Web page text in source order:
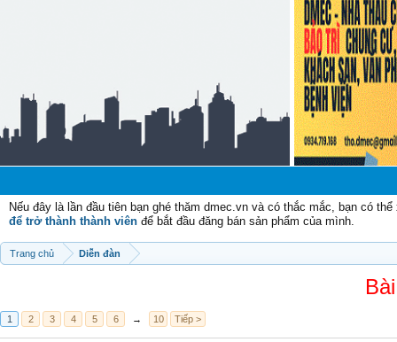
Nếu đây là lần đầu tiên bạn ghé thăm dmec.vn và có thắc mắc, bạn có
để trở thành thành viên để bắt đầu đăng bán sản phẩm của mình.
Trang chủ Diễn đàn
1 2 3 4 5 6 → 10 Tiếp >